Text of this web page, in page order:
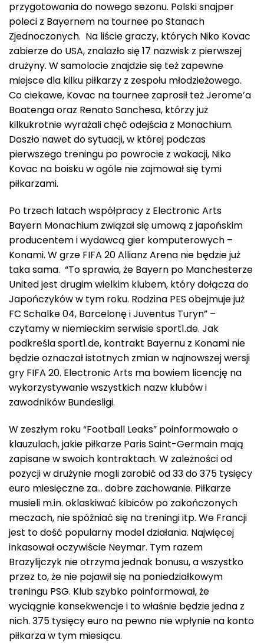
przygotowania do nowego sezonu. Polski snajper
poleci z Bayernem na tournee po Stanach
Zjednoczonych. Na liście graczy, których Niko Kovac
zabierze do USA, znalazło się 17 nazwisk z pierwszej
drużyny. W samolocie znajdzie się też zapewne
miejsce dla kilku piłkarzy z zespołu młodzieżowego.
Co ciekawe, Kovac na tournee zaprosił też Jerome’a
Boatenga oraz Renato Sanchesa, którzy już
kilkukrotnie wyrażali chęć odejścia z Monachium.
Doszło nawet do sytuacji, w której podczas
pierwszego treningu po powrocie z wakacji, Niko
Kovac na boisku w ogóle nie zajmował się tymi
piłkarzami.
Po trzech latach współpracy z Electronic Arts
Bayern Monachium związał się umową z japońskim
producentem i wydawcą gier komputerowych –
Konami. W grze FIFA 20 Allianz Arena nie będzie już
taka sama. “To sprawia, że ​​Bayern po Manchesterze
United jest drugim wielkim klubem, który dołącza do
Japończyków w tym roku. Rodzina PES obejmuje już
FC Schalke 04, Barcelonę i Juventus Turyn” –
czytamy w niemieckim serwisie sport1.de. Jak
podkreśla sport1.de, kontrakt Bayernu z Konami nie
będzie oznaczał istotnych zmian w najnowszej wersji
gry FIFA 20. Electronic Arts ma bowiem licencję na
wykorzystywanie wszystkich nazw klubów i
zawodników Bundesligi.
W zeszłym roku “Football Leaks” poinformowało o
klauzulach, jakie piłkarze Paris Saint-Germain mają
zapisane w swoich kontraktach. W zależności od
pozycji w drużynie mogli zarobić od 33 do 375 tysięcy
euro miesięczne za… dobre zachowanie. Piłkarze
musieli m.in. oklaskiwać kibiców po zakończonych
meczach, nie spóźniać się na treningi itp. We Francji
jest to dość popularny model działania. Najwięcej
inkasował oczywiście Neymar. Tym razem
Brazylijczyk nie otrzyma jednak bonusu, a wszystko
przez to, że nie pojawił się na poniedziałkowym
treningu PSG. Klub szybko poinformował, że
wyciągnie konsekwencje i to właśnie będzie jedna z
nich. 375 tysięcy euro na pewno nie wpłynie na konto
piłkarza w tym miesiącu.